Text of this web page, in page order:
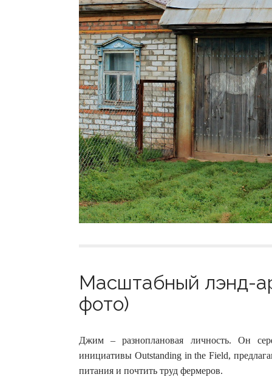
Масштабный лэнд-
фото)
Джим – разноплановая личность. Он
инициативы Outstanding in the Field,
питания и почтить труд фермеров.